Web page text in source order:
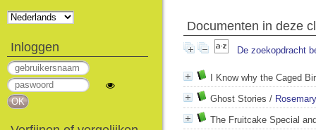
Documenten in deze
De zoekopdracht
I Know why the Caged
Ghost Stories /
The Fruitcake Special
Inloggen